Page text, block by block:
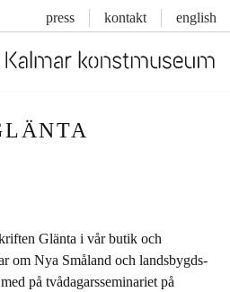
press kontakt english
Glänta i vår butik och
om Nya Småland och landsbygds-
på tvådagarsseminariet på